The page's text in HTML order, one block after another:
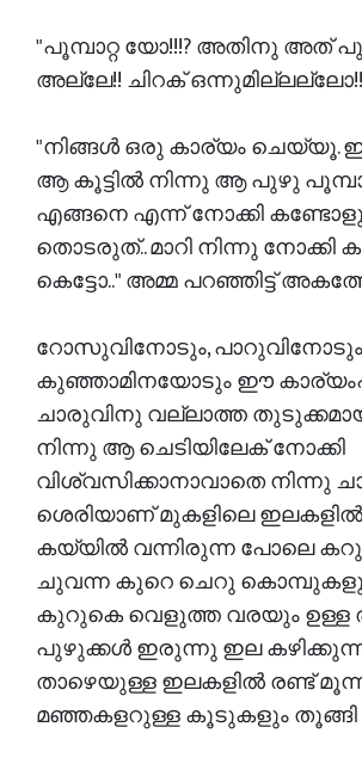
"പൂമ്പാറ്റ യോ!!!? അതിനു അത്
അല്ലേ!! ചിറക്
"നിങ്ങൾ ഒരു കാര്യം
ആ കൂട്ടിൽ നിന്നു ആ പുഴു
എങ്ങനെ എന്ന് നോക്കി
തൊടരുത്.. മാറി നിന്നു നോക്കി
കെട്ടോ.." അമ്മ പറഞ്ഞിട്ട്
റോസുവിനോടും,
കുഞ്ഞാമിനയോടും ഈ
ചാരുവിനു വല്ലാത്ത
നിന്നു ആ ചെടിയിലേക് നോക്കി
വിശ്വസിക്കാനാവാതെ നിന്നു
ശെരിയാണ് മുകളിലെ
കയ്യിൽ വന്നിരുന്ന പോലെ
ചുവന്ന കുറെ ചെറു
കുറുകെ വെളുത്ത വരയും ഉള്ള
പുഴുക്കൾ ഇരുന്നു ഇല
താഴെയുള്ള ഇലകളിൽ രണ്ട്
മഞ്ഞകളറുള്ള കൂടുകളും തൂങ്ങി